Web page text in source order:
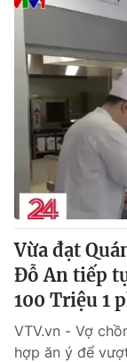
VTV Money
VTV Sức khoẻ
Thị trường 24h
VTV4
VTV9
Liên hệ tòa
Vừa đạt
Đỗ An tiếp
100 Triệu 1
VTV.vn - Vợ
hợp ăn ý để